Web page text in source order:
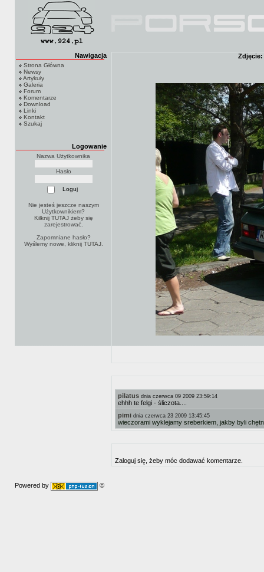
Nawigacja
Strona Główna
Newsy
Artykuły
Galeria
Forum
Komentarze
Download
Linki
Kontakt
Szukaj
Logowanie
Nazwa Użytkownika
Hasło
Nie jesteś jeszcze naszym
Użytkownikiem?
Kilknij TUTAJżeby się
zarejestrować.
Zapomniane hasło?
Wyślemy nowe, kliknij TUTAJ.
Zdjęcie:
pilatus dnia czerwca 09 2009 23:59:14
ehhh te felgi - śliczota....
pimi dnia czerwca 23 2009 13:45:45
wieczorami wyklejamy sreberkiem, jakby byli
Zaloguj się, żeby móc dodawać komentarze.
Powered by ©